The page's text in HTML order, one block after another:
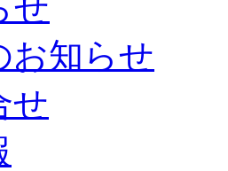
お知らせ
せ